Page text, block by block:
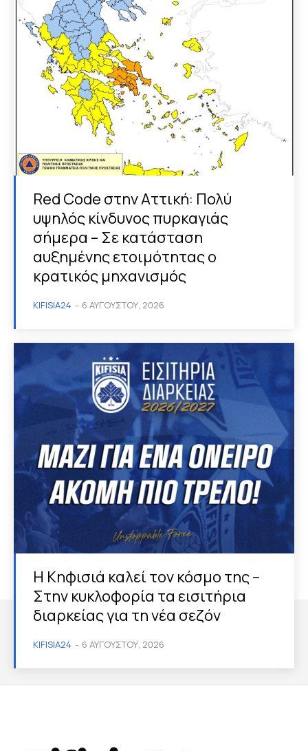
Red Code στην Αττική: Πολύ
υψηλός κίνδυνος πυρκαγιάς
σήμερα – Σε κατάσταση
αυξημένης ετοιμότητας ο
κρατικός μηχανισμός
KIFISIA24 - 6 ΑΥΓΟΎΣΤΟΥ, 2026
Η Κηφισιά καλεί τον κόσμο της –
Στην κυκλοφορία τα εισιτήρια
διαρκείας για τη νέα σεζόν
KIFISIA24 - 6 ΑΥΓΟΎΣΤΟΥ, 2026